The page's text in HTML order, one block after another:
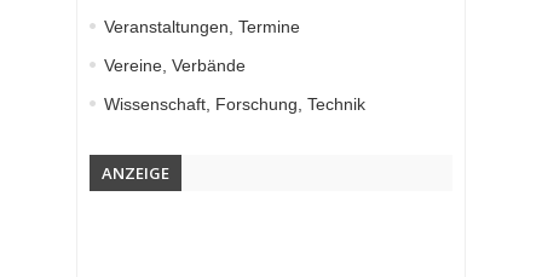
Veranstaltungen, Termine
Vereine, Verbände
Wissenschaft, Forschung, Technik
ANZEIGE